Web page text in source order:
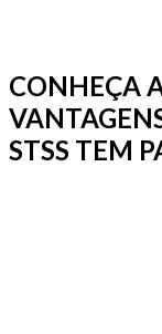
CONHEÇA
STSS TEM